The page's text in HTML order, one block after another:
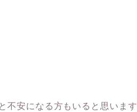
不安になる方もいると思います